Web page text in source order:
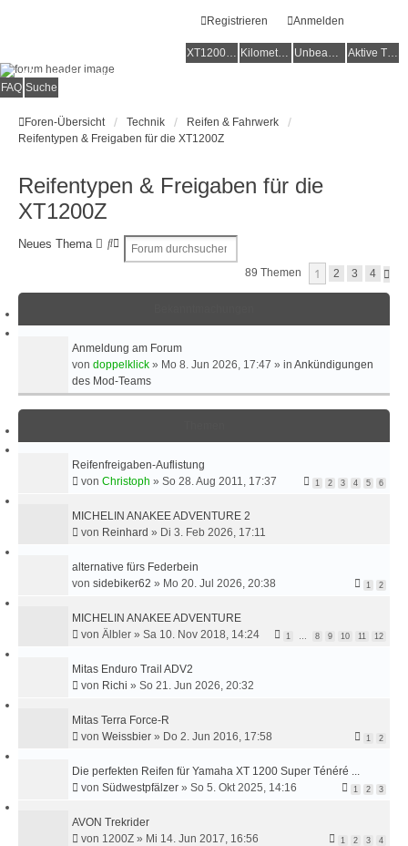
Anmelden
Registrieren
XT1200Z-Wiki Kilometerstatistik Unbeantwortete Themen Aktive Themen
Alles rund um die Yamaha XT1200Z Super Ténéré
FAQ Suche
Foren-Übersicht Technik
Reifen & Fahrwerk
Reifentypen & Freigaben für die XT1200Z
Reifentypen & Freigaben für die
XT1200Z
Neues Thema
S
hE
T
T
E
S
C
E
89 Themen 1 2 3 4
Anmeldung am Forum
von doppelklick » Mo 8. Jun 2026, 17:47 » in Ankündigungen
des Mod-Teams
Reifenfreigaben-Auflistung
von Christoph » So 28. Aug 2011, 17:37 1 2 3 4 5 6
MICHELIN ANAKEE ADVENTURE 2
von Reinhard » Di 3. Feb 2026, 17:11
alternative fürs Federbein
von sidebiker62 » Mo 20. Jul 2026, 20:38 1 2
MICHELIN ANAKEE ADVENTURE
von Älbler » Sa 10. Nov 2018, 14:24 1 8 9 10 11 12
Mitas Enduro Trail ADV2
von Richi » So 21. Jun 2026, 20:32
Mitas Terra Force-R
von Weissbier » Do 2. Jun 2016, 17:58 1 2
Die perfekten Reifen für Yamaha XT 1200 Super Ténéré ...
von Südwestpfälzer » So 5. Okt 2025, 14:16 1 2 3
AVON Trekrider
von 1200Z » Mi 14. Jun 2017, 16:56 1 2 3 4